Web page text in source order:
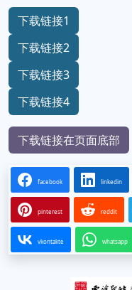
下载链接1
下载链接2
下载链接3
下载链接4
下载链接在页面底部
facebook linkedin
pinterest reddit
vkontakte whatsapp